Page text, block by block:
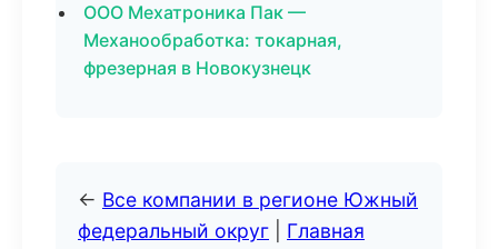
ООО Мехатроника Пак —
Механообработка: токарная,
фрезерная в Новокузнецк
← Все компании в регионе Южный
федеральный округ
Главная